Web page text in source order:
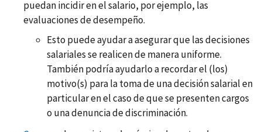
puedan incidir en el salario, por ejemplo, las
evaluaciones de desempeño.
Esto puede ayudar a asegurar que las decisiones
salariales se realicen de manera uniforme.
También podría ayudarlo a recordar el (los)
motivo(s) para la toma de una decisión salarial en
particular en el caso de que se presenten cargos
o una denuncia de discriminación.